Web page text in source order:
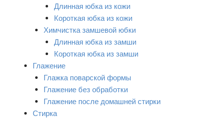
Длинная юбка из кожи
Короткая юбка из кожи
Химчистка замшевой юбки
Длинная юбка из замши
Короткая юбка из замши
Глажение
Глажка поварской формы
Глажение без обработки
Глажение после домашней стирки
Стирка